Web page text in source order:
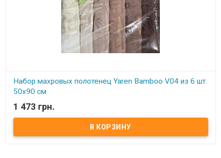
Набор махровых полотенец Yaren Bamboo V04 из 6 шт.
50x90 см
В наличии
Набор махровых полотенец Yaren Bamboo V04 из 6 шт. 50x90 см
Комплектность: 50х90 см (6 шт. ) Состав: махра, 100% бамбук.
Плотность: 600 г/м.кв. Упаковка: ПВХ Производитель: Yaren,
1 473 грн.